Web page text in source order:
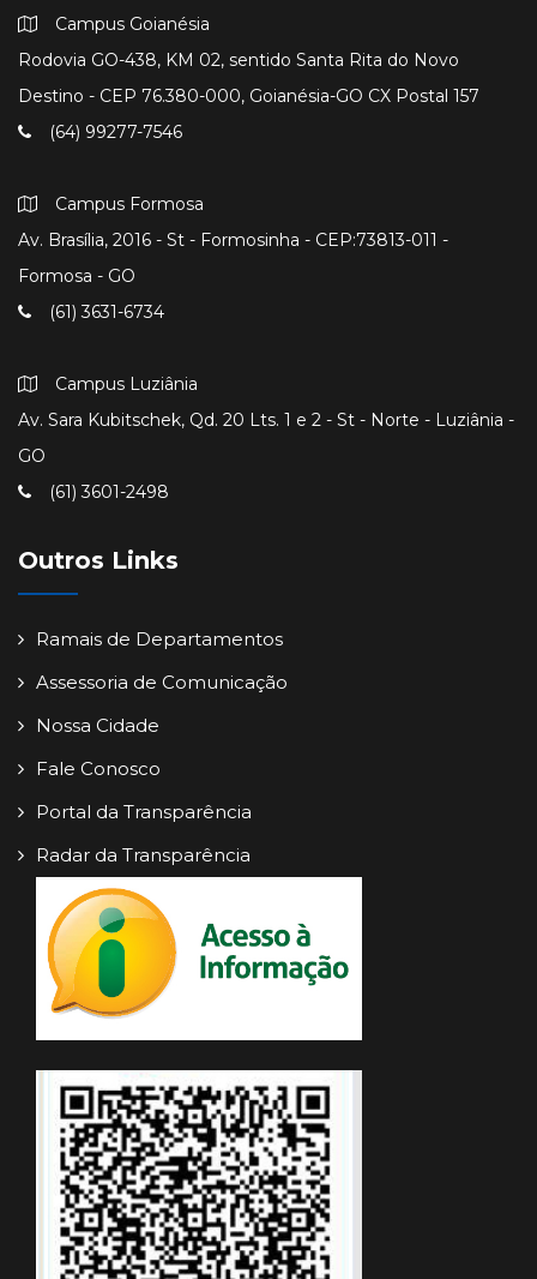
Campus Goianésia
Rodovia GO-438, KM 02, sentido Santa Rita do Novo
Destino - CEP 76.380-000, Goianésia-GO CX Postal 157
(64) 99277-7546
Campus Formosa
Av. Brasília, 2016 - St - Formosinha - CEP:73813-011 -
Formosa - GO
(61) 3631-6734
Campus Luziânia
Av. Sara Kubitschek, Qd. 20 Lts. 1 e 2 - St - Norte - Luziânia -
GO
(61) 3601-2498
Outros Links
Ramais de Departamentos
Assessoria de Comunicação
Nossa Cidade
Fale Conosco
Portal da Transparência
Radar da Transparência